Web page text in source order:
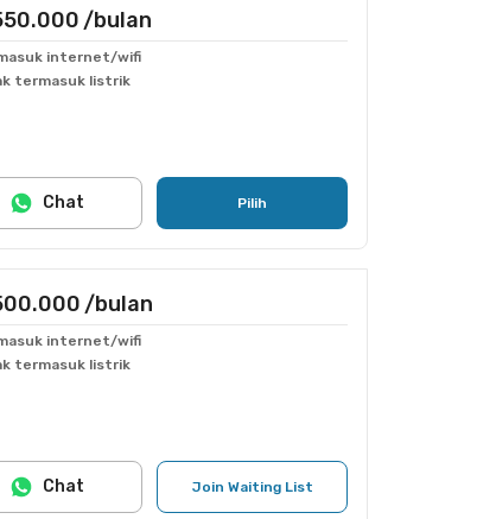
/bulan
internet/wifi
termasuk listrik
Pilih
Chat
/bulan
internet/wifi
termasuk listrik
Join Waiting List
Chat